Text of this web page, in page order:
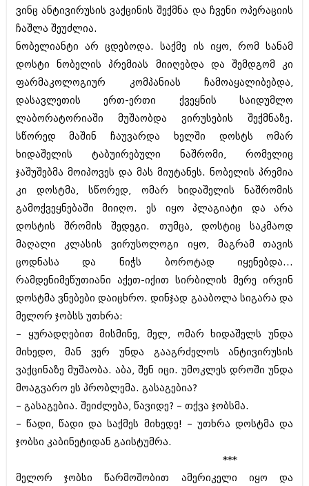
ოქტომბერი 2016 (257)
სექტემბერი 2016 (224)
აგვისტო 2016 (258)
ივლისი 2016 (211)
ივნისი 2016 (221)
მაისი 2016 (261)
მარტი 2016 (200)
თებერვალი 2016 (250)
იანვარი 2016 (206)
დეკემბერი 2015 (207)
ნოემბერი 2015 (264)
ოქტომბერი 2015 (204)
სექტემბერი 2015 (215)
აგვისტო 2015 (286)
ივლისი 2015 (173)
ივნისი 2015 (261)
მაისი 2015 (194)
აპრილი 2015 (208)
თებერვალი 2015 (286)
იანვარი 2015 (247)
დეკემბერი 2014 (342)
ოქტომბერი 2014 (292)
სექტემბერი 2014 (394)
აგვისტო 2014 (248)
ივლისი 2014 (313)
ივნისი 2014 (366)
მაისი 2014 (313)
აპრილი 2014 (290)
მარტი 2014 (413)
დეკემბერი 2013 (365)
ვინც ანტივირუსის ვაქცინის შექმნა და ჩვენი ოპერაციის
ჩაშლა შეუძლია.
ნობელიანტი არ ცდებოდა. საქმე ის იყო, რომ სანამ
დოსტი ნობელის პრემიას მიიღებდა და შემდგომ კი
ფარმაკოლოგიურ კომპანიას ჩამოაყალიბებდა,
დასავლეთის ერთ-ერთი ქვეყნის საიდუმლო
ლაბორატორიაში მუშაობდა ვირუსების შექმნაზე.
სწორედ მაშინ ჩაუვარდა ხელში დოსტს ომარ
ხიდაშელის ტაბუირებული ნაშრომი, რომელიც
ჯაშუშებმა მოიპოვეს და მას მიუტანეს. ნობელის პრემია
კი დოსტმა, სწორედ, ომარ ხიდაშელის ნაშრომის
გამოქვეყნებაში მიიღო. ეს იყო პლაგიატი და არა
დოსტის შრომის შედეგი. თუმცა, დოსტიც საკმაოდ
მაღალი კლასის ვირუსოლოგი იყო, მაგრამ თავის
ცოდნასა და ნიჭს ბოროტად იყენებდა...
რამდენიმეწუთიანი აქეთ-იქით სირბილის მერე ირვინ
დოსტმა ვნებები დაიცხრო. დინჯად გააბოლა სიგარა და
მელორ ჯობსს უთხრა:
– ყურადღებით მისმინე, მელ, ომარ ხიდაშელს უნდა
მიხედო, მან ვერ უნდა გააგრძელოს ანტივირუსის
ვაქცინაზე მუშაობა. აბა, შენ იცი. უმოკლეს დროში უნდა
მოაგვარო ეს პრობლემა. გასაგებია?
– გასაგებია. შეიძლება, წავიდე? – თქვა ჯობსმა.
– წადი, წადი და საქმეს მიხედე! – უთხრა დოსტმა და
ჯობსი კაბინეტიდან გაისტუმრა.
***
მელორ ჯობსი წარმოშობით ამერიკელი იყო და